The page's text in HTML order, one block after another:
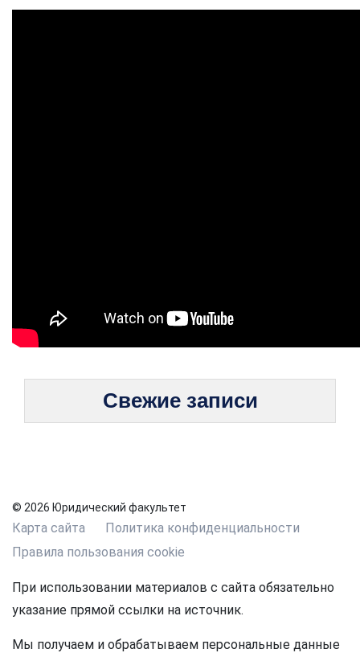
Свежие записи
© 2026 Юридический факультет
Карта сайта
Политика конфиденциальности
Правила пользования cookie
При использовании материалов с сайта обязательно
указание прямой ссылки на источник.
Мы получаем и обрабатываем персональные данные